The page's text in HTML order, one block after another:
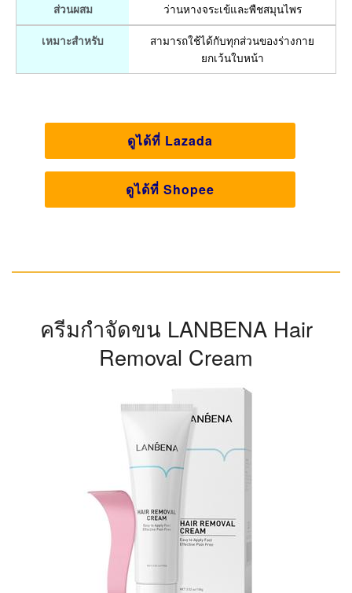
ส่วนผสม ว่านหางจระเข้และพืชสมุนไพร
เหมาะสำหรับ
สามารถใช้ได้กับทุกส่วนของร่างกาย
ยกเว้นใบหน้า
ดูได้ที่ Lazada
ดูได้ที่ Shopee
ครีมกำจัดขน LANBENA Hair
Removal Cream